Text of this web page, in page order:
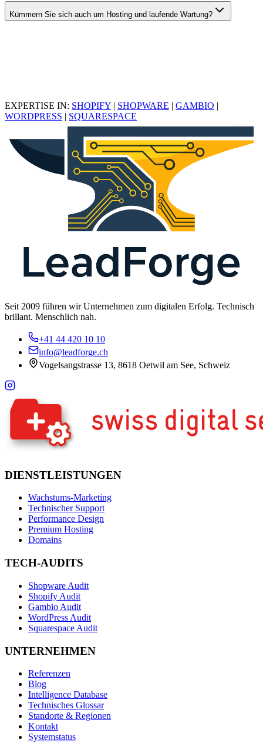
Kümmern Sie sich auch um Hosting und laufende Wartung?
EXPERTISE IN: SHOPIFY | SHOPWARE | GAMBIO |
WORDPRESS | SQUARESPACE
Seit 2009 führen wir Unternehmen zum digitalen Erfolg. Technisch
brillant. Menschlich nah.
+41 44 420 10 10
info@leadforge.ch
Vogelsangstrasse 13, 8618 Oetwil am See, Schweiz
DIENSTLEISTUNGEN
Wachstums-Marketing
Technischer Support
Performance Design
Premium Hosting
Domains
TECH-AUDITS
Shopware Audit
Shopify Audit
Gambio Audit
WordPress Audit
Squarespace Audit
UNTERNEHMEN
Referenzen
Blog
Intelligence Database
Technisches Glossar
Standorte & Regionen
Kontakt
Systemstatus